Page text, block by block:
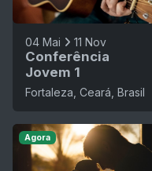
04 Mai 11 Nov
Conferência
Jovem 1
Fortaleza, Ceará, Brasil
Agora